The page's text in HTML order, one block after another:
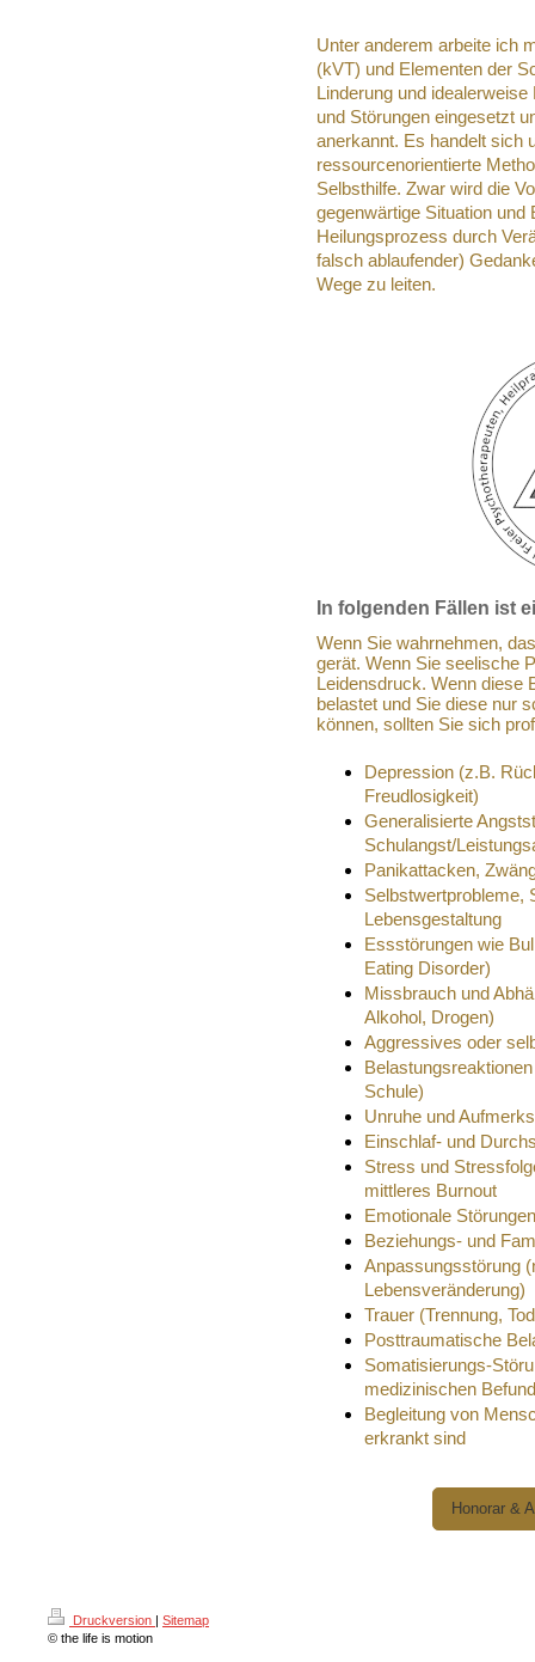
Unter anderem arbeite ich
(kVT) und Elementen der
Linderung und
und Störungen eingesetzt
anerkannt. Es handelt sich
ressourcenorientierte
Selbsthilfe. Zwar wird die
gegenwärtige Situation
Heilungsprozess durch
falsch ablaufender)
Wege zu leiten.
In folgenden Fällen ist
Wenn Sie wahrnehmen,
gerät. Wenn Sie seelische
Leidensdruck. Wenn diese
belastet und Sie diese nur
können, sollten Sie sich
Depression (z.B.
Freudlosigkeit)
Generalisierte
Schulangst/
Panikattacken,
Selbstwertprobleme,
Lebensgestaltung
Essstörungen wie
Eating Disorder)
Missbrauch und
Alkohol, Drogen)
Aggressives oder
Schule)
Unruhe und
Einschlaf- und
Stress und
mittleres Burnout
Emotionale
Beziehungs- und
Anpassungsstörung
Lebensveränderung)
Trauer (Trennung,
Posttraumatische
Somatisierungs-
medizinischen
Begleitung von
erkrankt sind
Honorar &
Druckversion | Sitemap
© the life is motion